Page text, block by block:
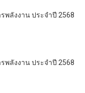
พลังงาน ประจำปี 2568
พลังงาน ประจำปี 2568